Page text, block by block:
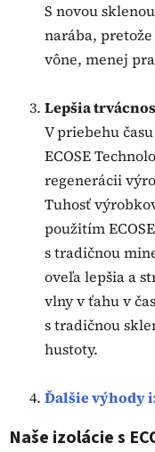
S novou
narába,
vône, menej
Lepšia
V priebehu
ECOSE
regenerácii
Tuhosť
použitím
s tradičnou
oveľa lepšia a
vlny v ťahu v
s tradičnou
hustoty.
Ďalšie výhody
Naše izolácie s